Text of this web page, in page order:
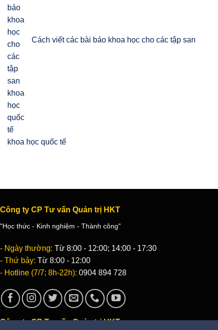
Cách viết các bài báo khoa học cho các tập san
khoa học quốc tế
Công ty CP Tư vấn Quản trị HKT
"Học thức - Kinh nghiệm - Thành công"
- Ngày thường: Từ 8:00 - 12:00; 14:00 - 17:30
- Thứ bảy: Từ 8:00 - 12:00
- Hotline (7/7; 8h-22h): 0904 894 728
Công ty CP Tư vấn Quản trị HKT